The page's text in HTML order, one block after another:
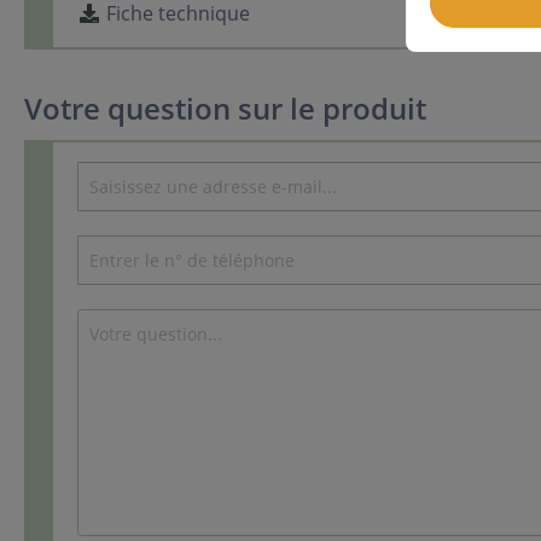
Fiche technique
Votre question sur le produit